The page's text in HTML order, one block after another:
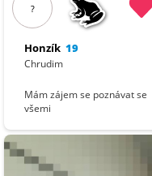
?
Honzík 19
Chrudim
Mám zájem se poznávat se
všemi